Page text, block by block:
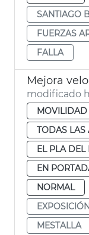
SANTIAGO
FUERZAS
FALLA
modificado
MOVILIDAD
TODAS LAS
EL PLA DEL
EN
NORMAL
EXPOSICIÓN
MESTALLA